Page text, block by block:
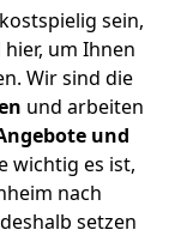
sein,
um Ihnen
Wir sind die
und arbeiten
und
wichtig es ist,
nach
setzen